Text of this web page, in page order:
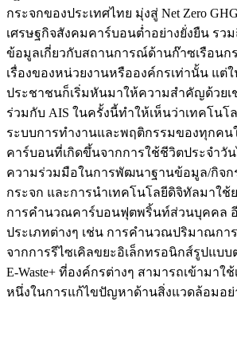
กระจกของประเทศไทย มุ่งสู่ Net Zero
เศรษฐกิจสังคมคาร์บอนต่ำอย่างยั่งยืน รว
ข้อมูลเกี่ยวกับสถานการณ์ด้านก๊าซเรือนก
เรื่องของหน่วยงานหรือองค์กรเท่านั้น แต่
ประชาชนก็เริ่มหันมาให้ความสำคัญด้วยเ
ร่วมกับ AIS ในครั้งนี้ทำให้เห็นว่าเทคโนโ
ระบบการทำงานและพฤติกรรมของทุกค
คาร์บอนที่เกิดขึ้นจากการใช้ชีวิตประจำวัน
ความร่วมมือในการพัฒนาฐานข้อมูล/กิจก
กระจก และการนำเทคโนโลยีดิจิทัลมาใ
การคำนวณคาร์บอนฟุตพริ้นท์ส่วนบุคคล อี
ประเภทต่างๆ เช่น การคำนวณปริมาณกา
จากการรีไซเคิลขยะอิเล็กทรอนิกส์รูปแบ
E-Waste+ ที่องค์กรต่างๆ สามารถเข้ามาใ
หนึ่งในการแก้ไขปัญหาด้านสิ่งแวดล้อมอย่